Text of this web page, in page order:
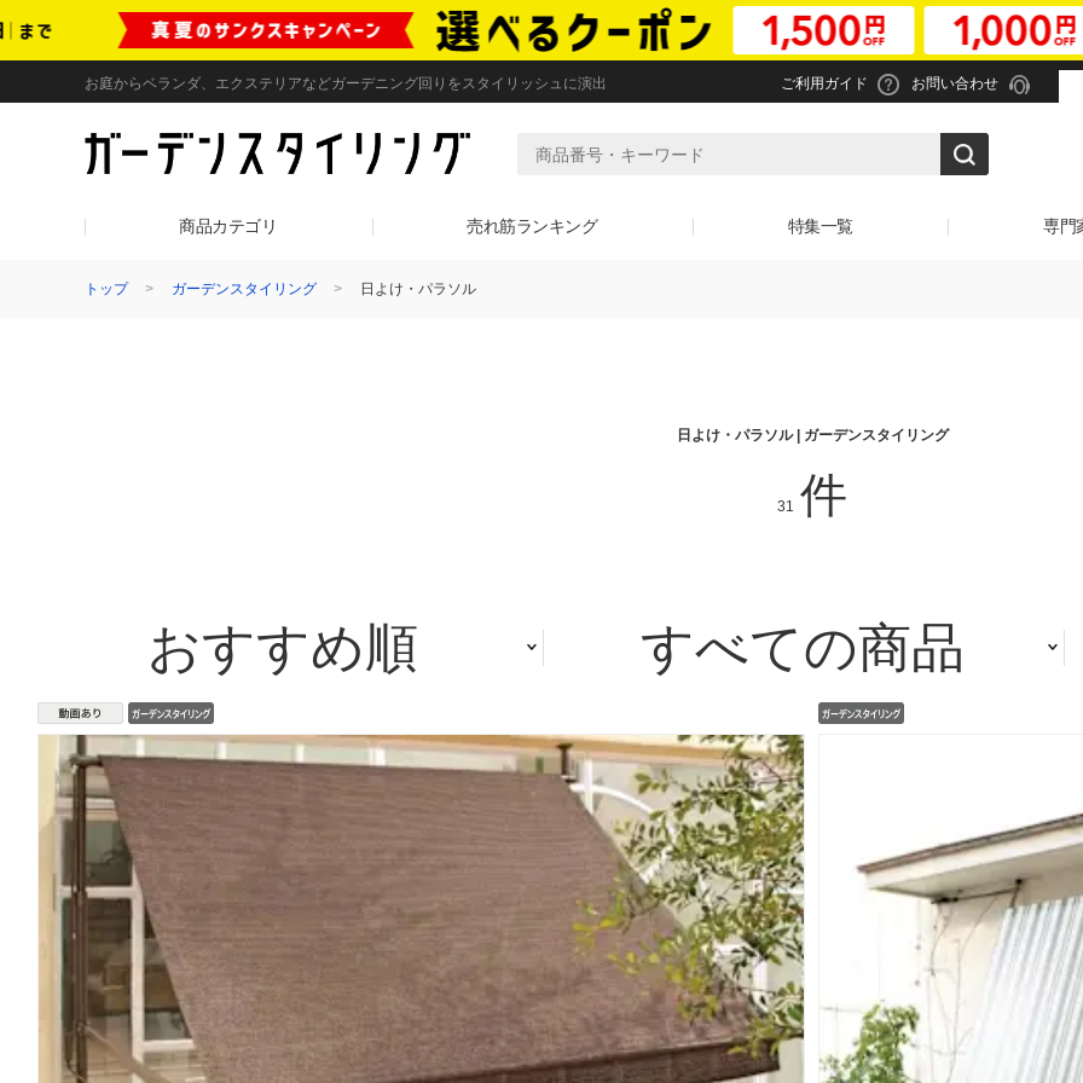
お庭からベランダ、エクステリアなどガーデニング回りをスタイリッシュに演出 ご利用ガイド お問い合わせ
商品カテゴリ 売れ筋ランキング 特集一覧 専門
トップ ガーデンスタイリング 日よけ・パラソル
日よけ・パラソル | ガーデンスタイリング
31 件
おすすめ順 すべての商品